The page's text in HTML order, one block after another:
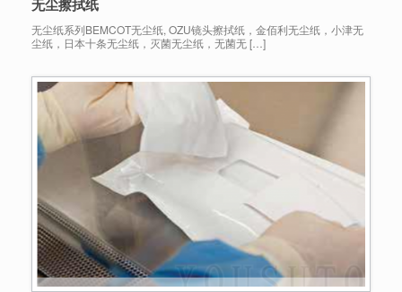
无尘擦拭纸
无尘纸系列BEMCOT无尘纸, OZU镜头擦拭纸，金佰利无尘纸，小津无
尘纸，日本十条无尘纸，灭菌无尘纸，无菌无 […]